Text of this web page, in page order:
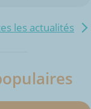
les actualités